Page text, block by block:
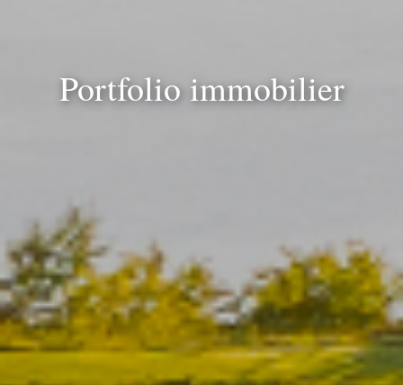
Portfolio immobilier